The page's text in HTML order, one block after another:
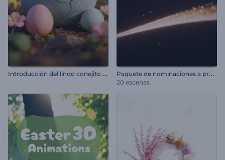
I
ntroducción del lindo conejito de Pascua P
aquete de nominaciones a premios
20 escenas